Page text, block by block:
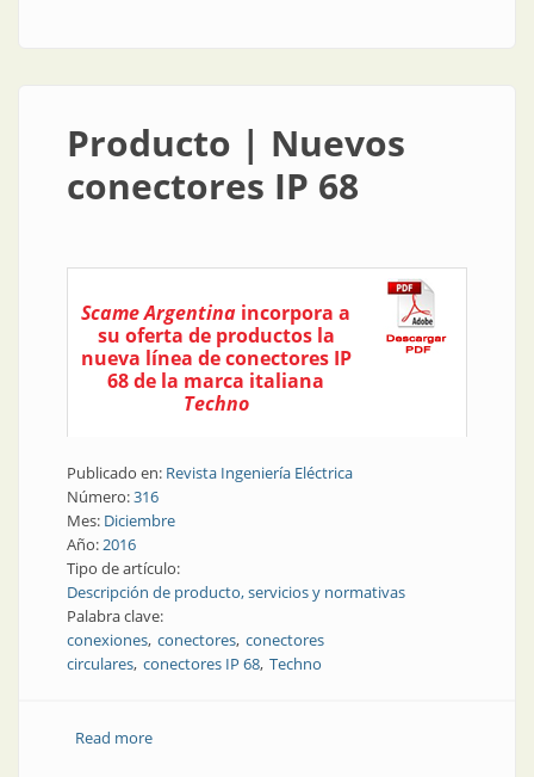
Producto | Nuevos
conectores IP 68
Scame Argentina incorpora a
su oferta de productos la
nueva línea de conectores IP
68 de la marca italiana
Techno
Publicado en: Revista Ingeniería Eléctrica
Número:316
Mes: Diciembre
Año:2016
Tipo de artículo:
Descripción de producto, servicios y normativas
Palabra clave:
conexiones conectores conectores
circulares conectores IP 68 Techno
Read moreabout Producto | Nuevos conectores IP 68